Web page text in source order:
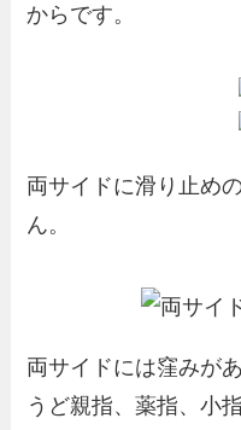
からです。
両サイドに滑り止め
ん。
両サイドには窪みが
うど親指、薬指、小